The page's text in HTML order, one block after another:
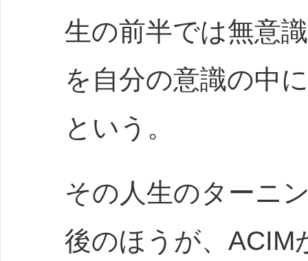
生の前半では無意
を自分の意識の中
という。
その人生のターニ
後のほうが、ACIM